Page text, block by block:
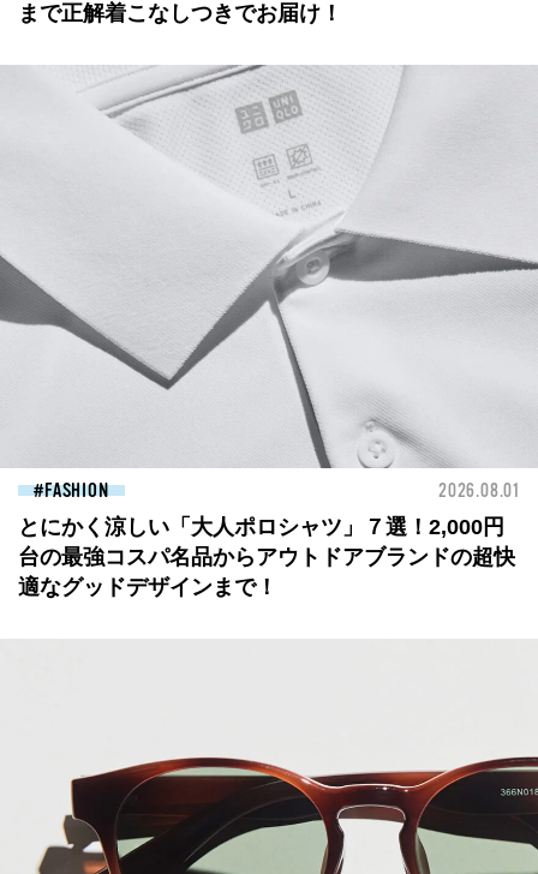
まで正解着こなしつきでお届け！
FASHION 2026.08.01
とにかく涼しい「大人ポロシャツ」７選！2,000円
台の最強コスパ名品からアウトドアブランドの超快
適なグッドデザインまで！